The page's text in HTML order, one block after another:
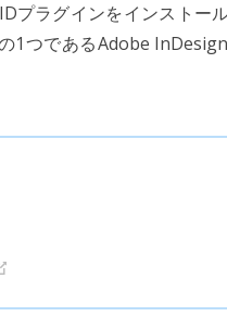
プラグインをインストー
1つであるAdobe